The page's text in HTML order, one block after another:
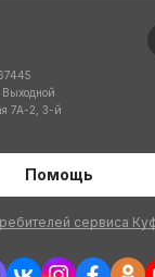
7А-2, 3-й
Помощь
сервиса